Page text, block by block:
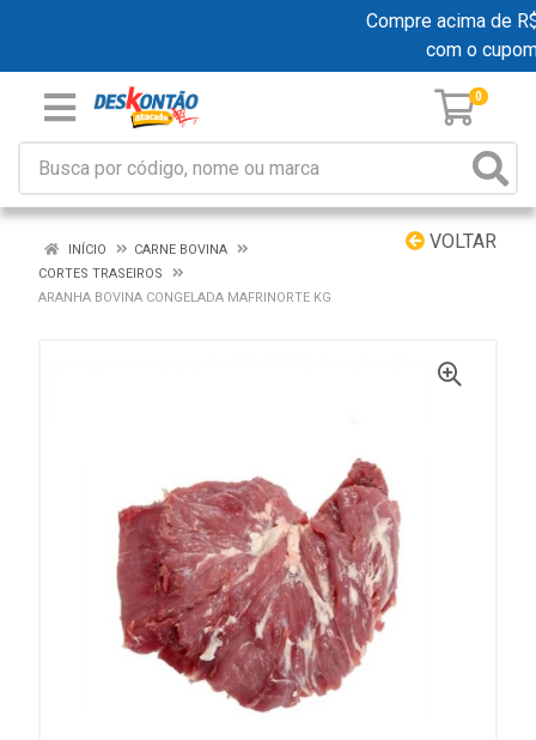
Compre acima de
com o
0
VOLTAR
INÍCIO
CARNE BOVINA
CORTES TRASEIROS
ARANHA BOVINA CONGELADA MAFRINORTE KG